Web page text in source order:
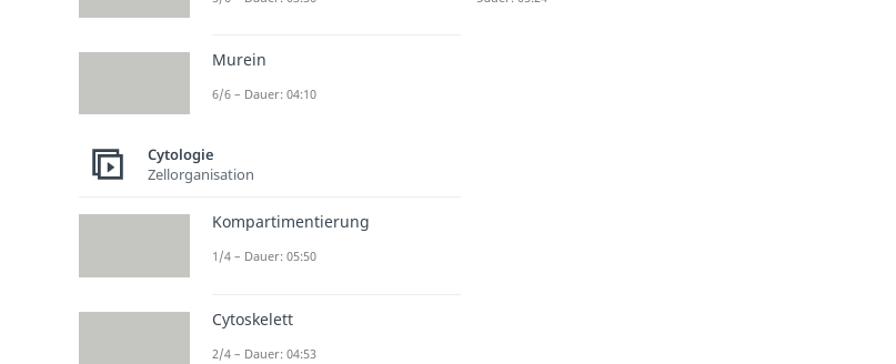
Murein
6/6 – Dauer: 04:10
Cytologie
Zellorganisation
Kompartimentierung
1/4 – Dauer: 05:50
Cytoskelett
2/4 – Dauer: 04:53